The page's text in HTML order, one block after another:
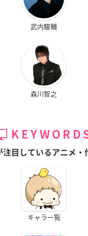
武内駿輔
森川智之
注目しているアニメ・
キャラ一覧